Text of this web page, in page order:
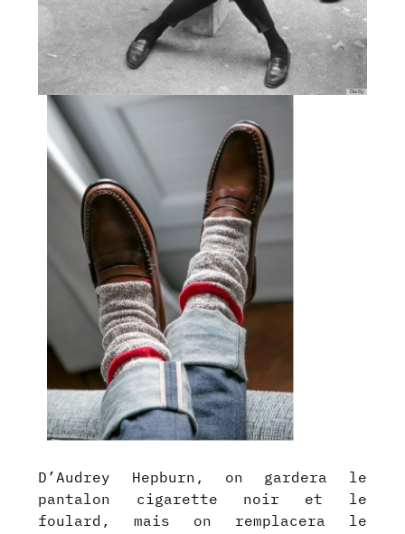
D’Audrey Hepburn, on gardera le
pantalon cigarette noir et le
foulard, mais on remplacera le